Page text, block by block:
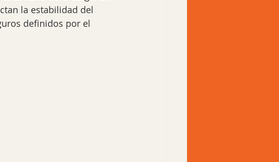
la estabilidad del
definidos por el